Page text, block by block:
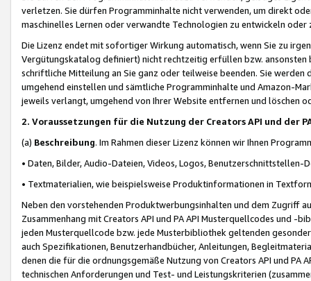
verletzen. Sie dürfen Programminhalte nicht verwenden, um direkt
maschinelles Lernen oder verwandte Technologien zu entwickeln
Die Lizenz endet mit sofortiger Wirkung automatisch, wenn Sie zu
Vergütungskatalog definiert) nicht rechtzeitig erfüllen bzw. ansonsten
schriftliche Mitteilung an Sie ganz oder teilweise beenden. Sie werden
umgehend einstellen und sämtliche Programminhalte und Amazon-
jeweils verlangt, umgehend von Ihrer Website entfernen und löschen
2. Voraussetzungen für die Nutzung der Creators API und der
(a) Beschreibung. Im Rahmen dieser Lizenz können wir Ihnen
• Daten, Bilder, Audio-Dateien, Videos, Logos, Benutzerschnittstellen-
• Textmaterialien, wie beispielsweise Produktinformationen in
Neben den vorstehenden Produktwerbungsinhalten und dem Zugriff
Zusammenhang mit Creators API und PA API Musterquellcodes und
jeden Musterquellcode bzw. jede Musterbibliothek geltenden
auch Spezifikationen, Benutzerhandbücher, Anleitungen,
denen die für die ordnungsgemäße Nutzung von Creators API und PA
technischen Anforderungen und Test- und Leistungskriterien